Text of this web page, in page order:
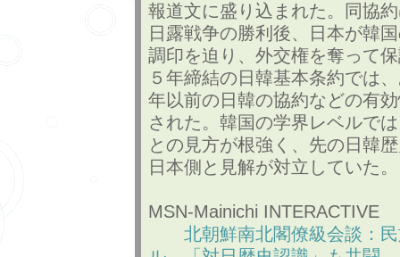
報道文に盛り込まれた。同協
日露戦争の勝利後、日本が韓
調印を迫り、外交権を奪って
５年締結の日韓基本条約では
年以前の日韓の協約などの有
された。韓国の学界レベルで
との見方が根強く、先の日韓
日本側と見解が対立していた。
MSN-Mainichi INTERACTIVE
北朝鮮南北閣僚級会談：